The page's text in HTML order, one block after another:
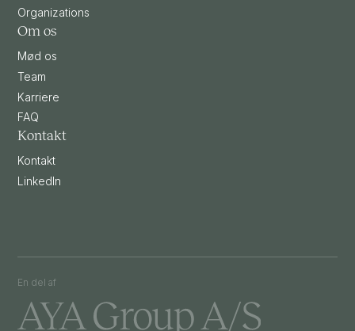
Organizations
Om os
Mød os
Team
Karriere
FAQ
Kontakt
Kontakt
LinkedIn
En del af